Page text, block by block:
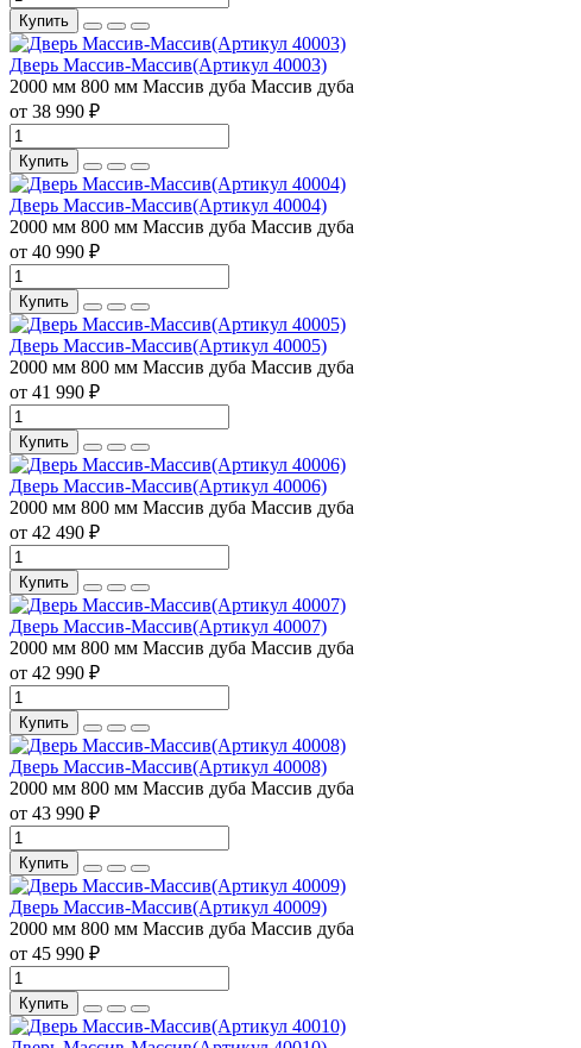
Купить
Дверь Массив-Массив(Артикул 40003)
2000 мм 800 мм Массив дуба Массив дуба
от 38 990 ₽
Купить
Дверь Массив-Массив(Артикул 40004)
2000 мм 800 мм Массив дуба Массив дуба
от 40 990 ₽
Купить
Дверь Массив-Массив(Артикул 40005)
2000 мм 800 мм Массив дуба Массив дуба
от 41 990 ₽
Купить
Дверь Массив-Массив(Артикул 40006)
2000 мм 800 мм Массив дуба Массив дуба
от 42 490 ₽
Купить
Дверь Массив-Массив(Артикул 40007)
2000 мм 800 мм Массив дуба Массив дуба
от 42 990 ₽
Купить
Дверь Массив-Массив(Артикул 40008)
2000 мм 800 мм Массив дуба Массив дуба
от 43 990 ₽
Купить
Дверь Массив-Массив(Артикул 40009)
2000 мм 800 мм Массив дуба Массив дуба
от 45 990 ₽
Купить